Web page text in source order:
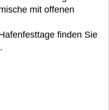
mit offenen
finden Sie